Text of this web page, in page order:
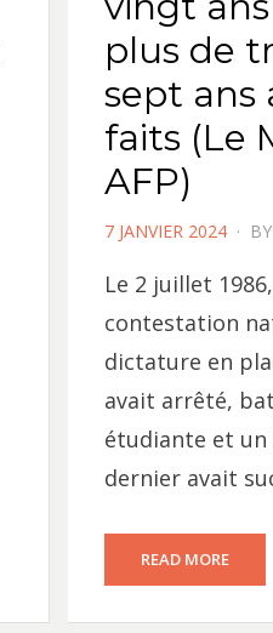
plus de
sept ans
faits (Le
AFP)
POSTED
7 JANVIER 2024 BY
Le 2 juillet
contestation
dictature en
avait arrêté,
étudiante et un
dernier avait
READ MORE